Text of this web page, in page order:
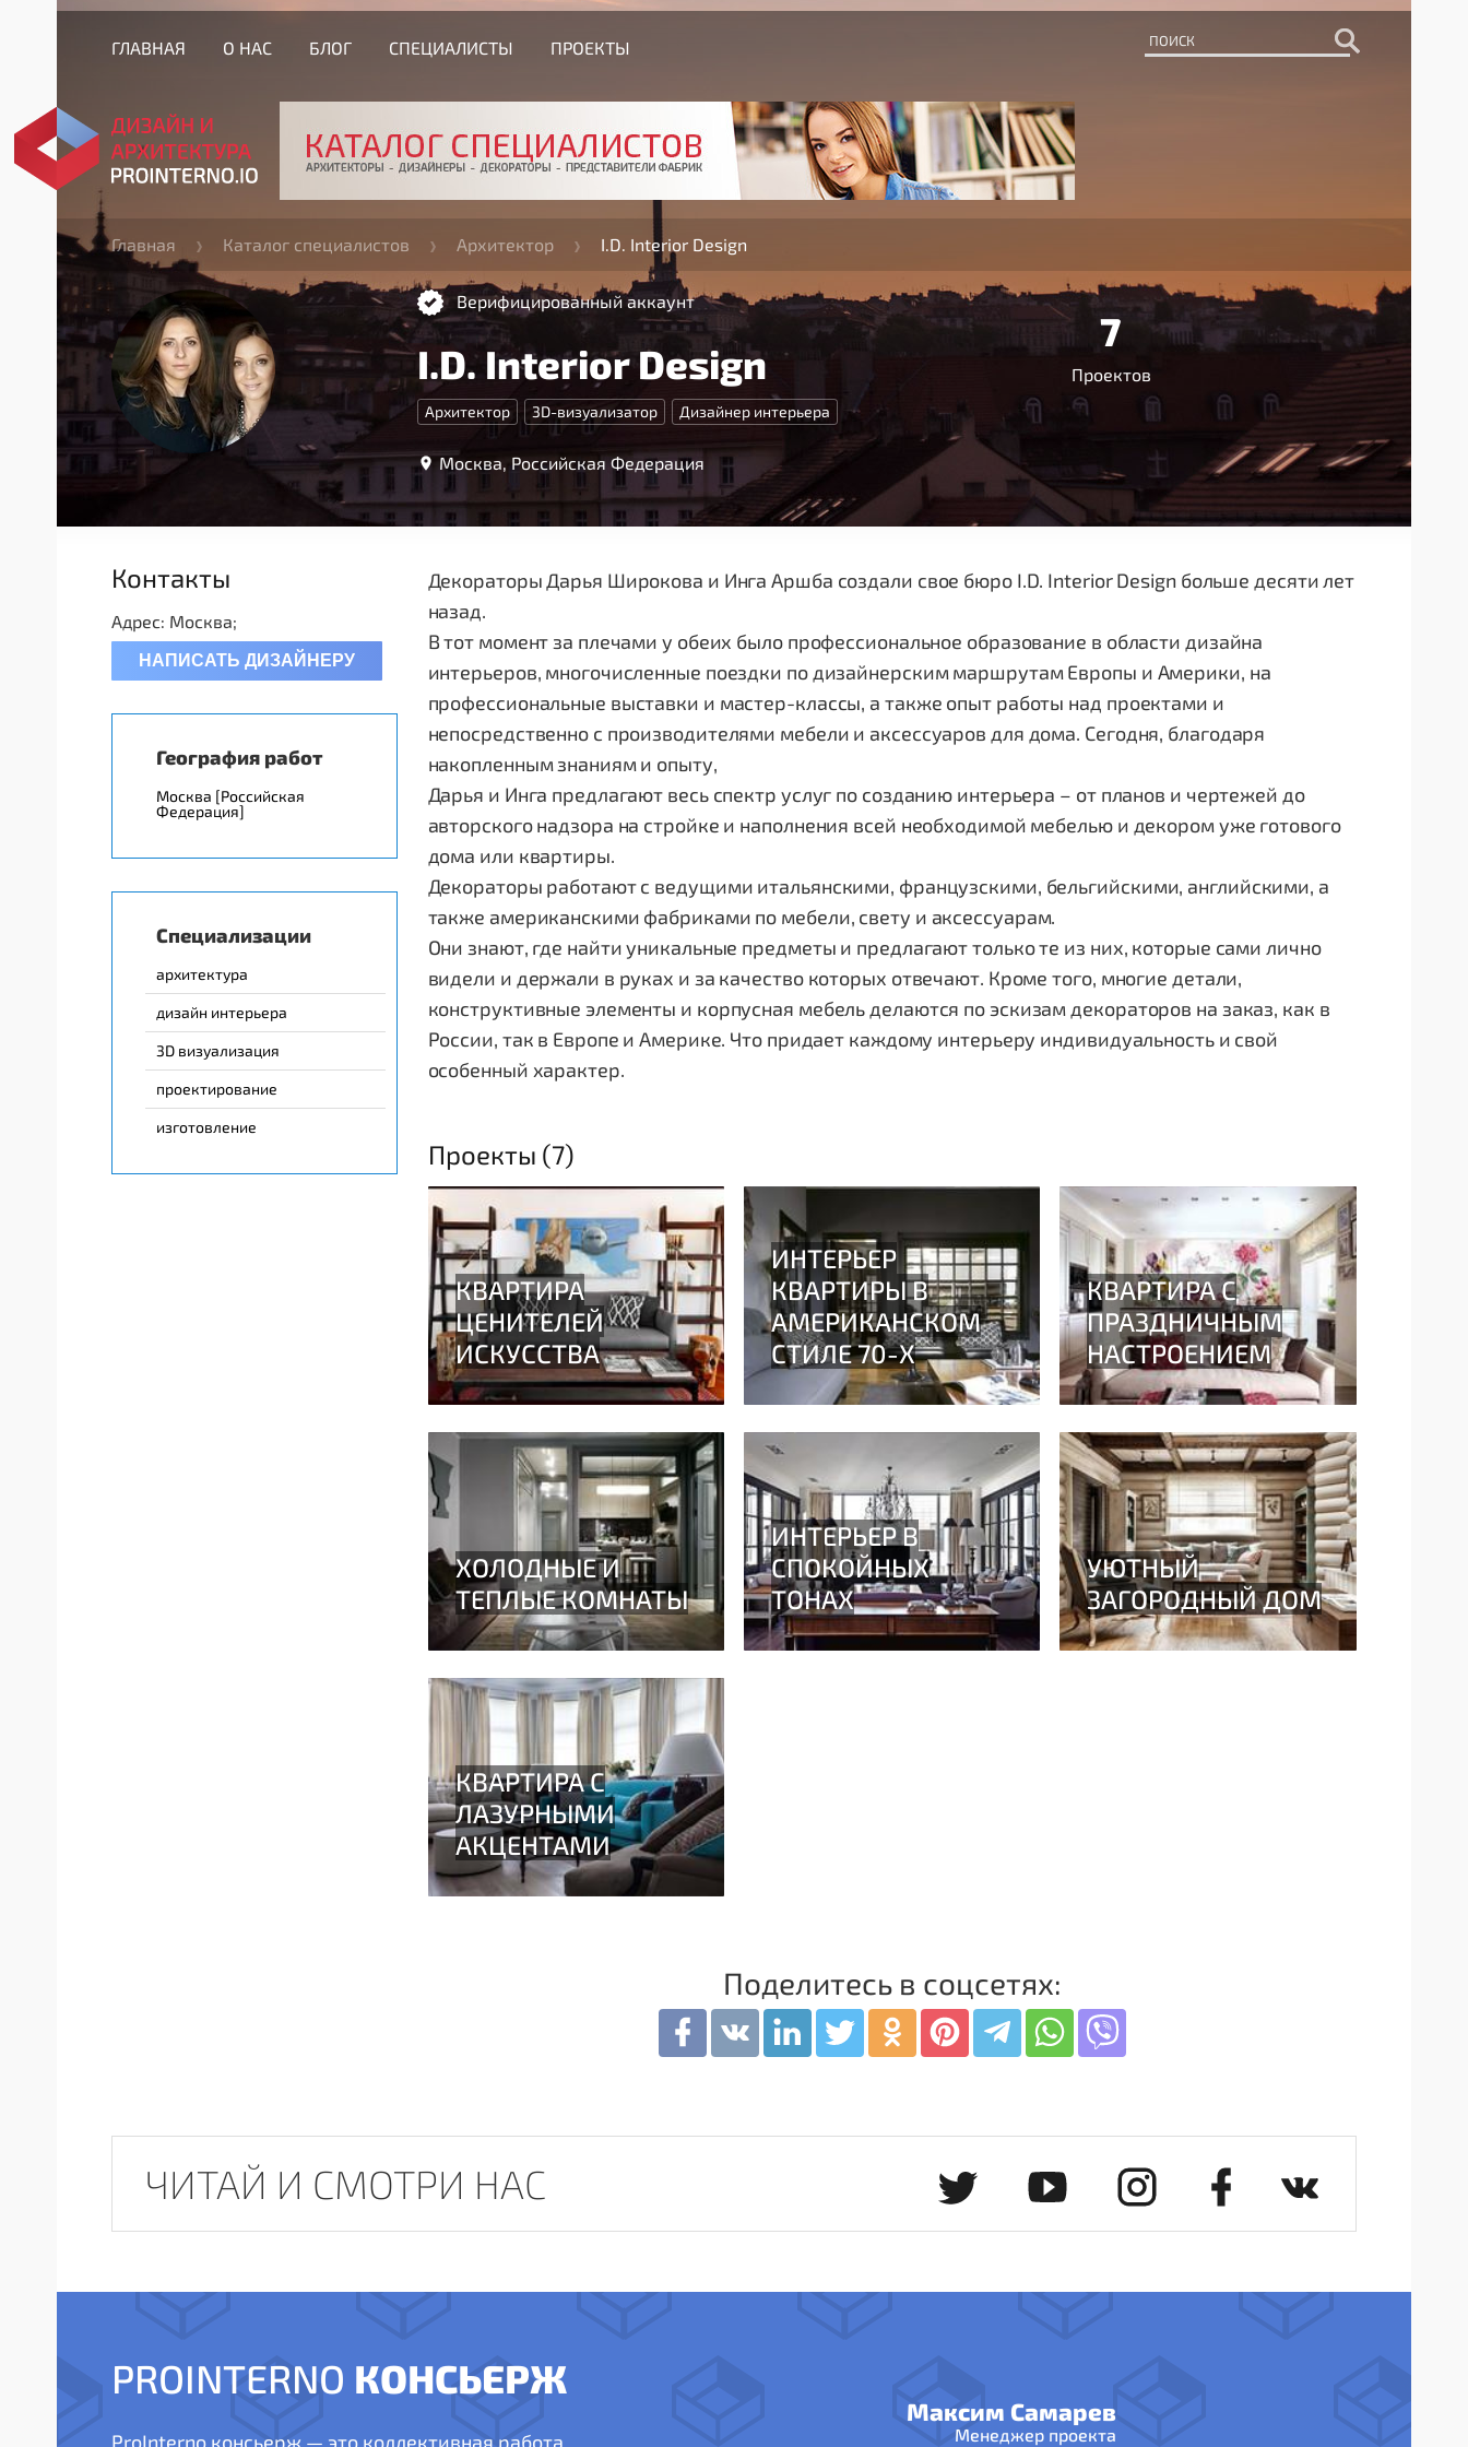
ГЛАВНАЯ О НАС БЛОГ СПЕЦИАЛИСТЫ ПРОЕКТЫ
Главная Каталог специалистов Архитектор I.D. Interior Design
Верифицированный аккаунт
I.D. Interior Design
Архитектор 3D-визуализатор Дизайнер интерьера
Москва, Российская Федерация
7
Проектов
Контакты
Адрес: Москва;
НАПИСАТЬ ДИЗАЙНЕРУ
География работ
Москва [Российская
Федерация]
Специализации
архитектура
дизайн интерьера
3D визуализация
проектирование
изготовление
Декораторы Дарья Широкова и Инга Аршба создали свое бюро I.D. Interior Design больше десяти лет
назад.
В тот момент за плечами у обеих было профессиональное образование в области дизайна
интерьеров, многочисленные поездки по дизайнерским маршрутам Европы и Америки, на
профессиональные выставки и мастер-классы, а также опыт работы над проектами и
непосредственно с производителями мебели и аксессуаров для дома. Сегодня, благодаря
накопленным знаниям и опыту,
Дарья и Инга предлагают весь спектр услуг по созданию интерьера – от планов и чертежей до
авторского надзора на стройке и наполнения всей необходимой мебелью и декором уже готового
дома или квартиры.
Декораторы работают с ведущими итальянскими, французскими, бельгийскими, английскими, а
также американскими фабриками по мебели, свету и аксессуарам.
Они знают, где найти уникальные предметы и предлагают только те из них, которые сами лично
видели и держали в руках и за качество которых отвечают. Кроме того, многие детали,
конструктивные элементы и корпусная мебель делаются по эскизам декораторов на заказ, как в
России, так в Европе и Америке. Что придает каждому интерьеру индивидуальность и свой
особенный характер.
Проекты (7)
Поделитесь в соцсетях:
ЧИТАЙ И СМОТРИ НАС
PROINTERNO КОНСЬЕРЖ
ProInterno консьерж — это коллективная работа
Максим Самарев
Менеджер проекта